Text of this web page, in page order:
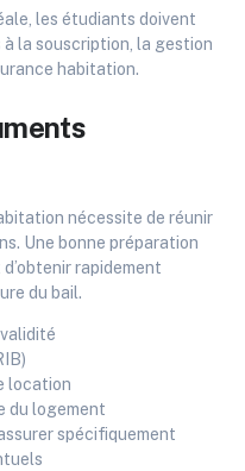
les étudiants doivent
la souscription, la gestion
habitation.
nécessite de réunir
Une bonne préparation
rapidement
du bail.
location
du logement
spécifiquement